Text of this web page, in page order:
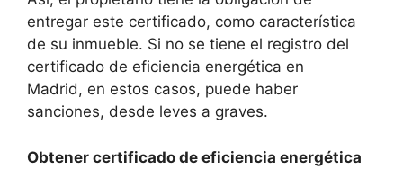
entregar este certificado, como característica
de su inmueble. Si no se tiene el registro del
certificado de eficiencia energética en
Madrid, en estos casos, puede haber
sanciones, desde leves a graves.
Obtener certificado de eficiencia energética